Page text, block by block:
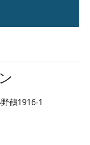
鶴1916-1